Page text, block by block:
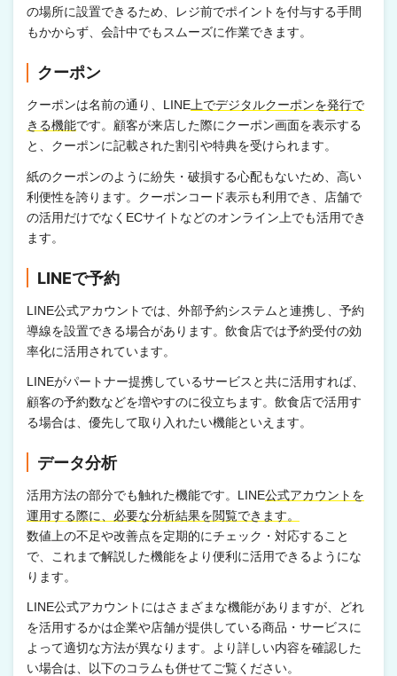
の場所に設置できるため、レジ前でポイントを付与する手間
もかからず、会計中でもスムーズに作業できます。
クーポン
クーポンは名前の通り、LINE上でデジタルクーポンを発行で
きる機能です。顧客が来店した際にクーポン画面を表示する
と、クーポンに記載された割引や特典を受けられます。
紙のクーポンのように紛失・破損する心配もないため、高い
利便性を誇ります。クーポンコード表示も利用でき、店舗で
の活用だけでなくECサイトなどのオンライン上でも活用でき
ます。
LINEで予約
LINE公式アカウントでは、外部予約システムと連携し、予約
導線を設置できる場合があります。飲食店では予約受付の効
率化に活用されています。
LINEがパートナー提携しているサービスと共に活用すれば、
顧客の予約数などを増やすのに役立ちます。飲食店で活用す
る場合は、優先して取り入れたい機能といえます。
データ分析
活用方法の部分でも触れた機能です。LINE公式アカウントを
運用する際に、必要な分析結果を閲覧できます。
数値上の不足や改善点を定期的にチェック・対応すること
で、これまで解説した機能をより便利に活用できるようにな
ります。
LINE公式アカウントにはさまざまな機能がありますが、どれ
を活用するかは企業や店舗が提供している商品・サービスに
よって適切な方法が異なります。より詳しい内容を確認した
い場合は、以下のコラムも併せてご覧ください。